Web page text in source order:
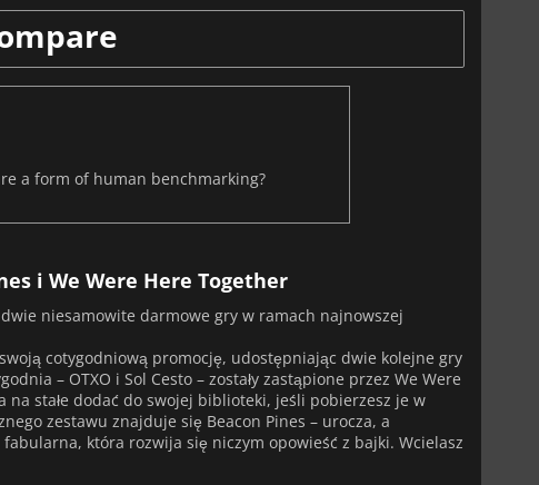
a form of human benchmarking?
i We Were Here Together
niesamowite darmowe gry w ramach najnowszej
cotygodniową promocję, udostępniając dwie kolejne gry
– OTXO i Sol Cesto – zostały zastąpione przez We Were
na stałe dodać do swojej biblioteki, jeśli pobierzesz je w
zestawu znajduje się Beacon Pines – urocza, a
która rozwija się niczym opowieść z bajki. Wcielasz